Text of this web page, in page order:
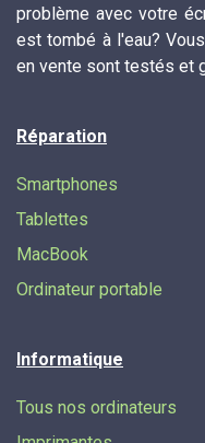
problème avec votre
est tombé à l'eau?
en vente sont testés et
Réparation
Smartphones
Tablettes
MacBook
Ordinateur portable
Informatique
Tous nos ordinateurs